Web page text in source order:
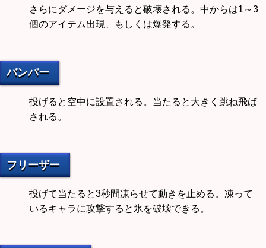
さらにダメージを与えると破壊される。中からは1～3
個のアイテム出現、もしくは爆発する。
バンパー
投げると空中に設置される。当たると大きく跳ね飛ば
される。
フリーザー
投げて当たると3秒間凍らせて動きを止める。凍って
いるキャラに攻撃すると氷を破壊できる。